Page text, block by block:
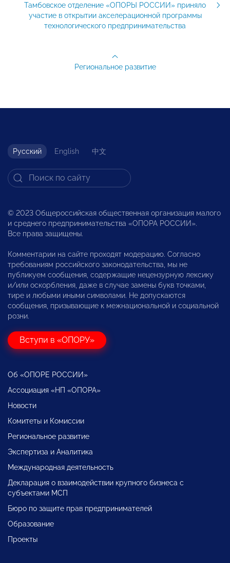
Тамбовское отделение «ОПОРЫ РОССИИ» приняло
участие в открытии акселерационной программы
технологического предпринимательства
Региональное развитие
Русский English 中文
© 2023 Общероссийская общественная организация малого
и среднего предпринимательства «ОПОРА РОССИИ».
Все права защищены.
Комментарии на сайте проходят модерацию. Согласно
требованиям российского законодательства, мы не
публикуем сообщения, содержащие нецензурную лексику
и/или оскорбления, даже в случае замены букв точками,
тире и любыми иными символами. Не допускаются
сообщения, призывающие к межнациональной и социальной
розни.
Вступи в «ОПОРУ»
Об «ОПОРЕ РОССИИ»
Ассоциация «НП «ОПОРА»
Новости
Комитеты и Комиссии
Региональное развитие
Экспертиза и Аналитика
Международная деятельность
Декларация о взаимодействии крупного бизнеса с
субъектами МСП
Бюро по защите прав предпринимателей
Образование
Проекты